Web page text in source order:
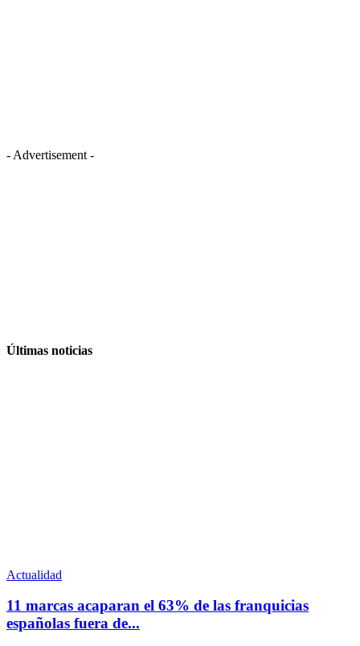
- Advertisement -
Últimas noticias
Actualidad
11 marcas acaparan el 63% de las franquicias
españolas fuera de...